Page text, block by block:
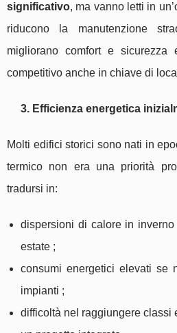
significativo, ma vanno letti in
riducono la manutenzione
migliorano comfort e sicurezza
competitivo anche in chiave di
3. Efficienza energetica
Molti edifici storici sono nati in
termico non era una priorità
tradursi in:
dispersioni di calore in
estate ;
consumi energetici elevati se
impianti ;
difficoltà nel raggiungere classi